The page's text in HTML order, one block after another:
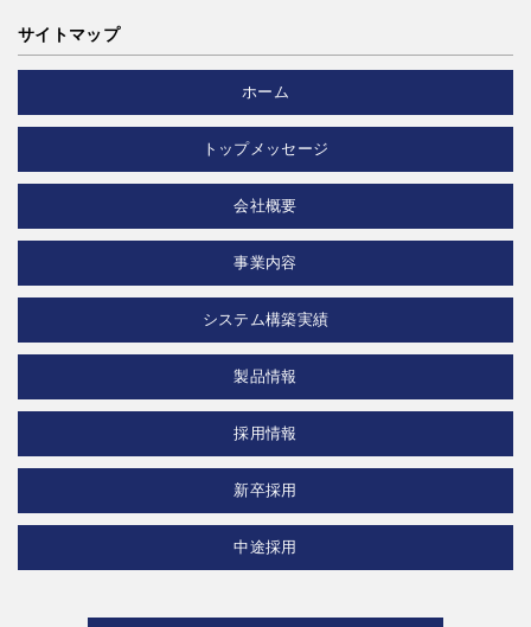
サイトマップ
ホーム
トップメッセージ
会社概要
事業内容
システム構築実績
製品情報
採用情報
新卒採用
中途採用